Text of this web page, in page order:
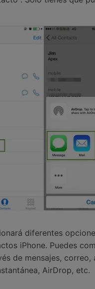
diferentes
iPhone. Puedes
de mensajes, correo,
AirDrop, etc.